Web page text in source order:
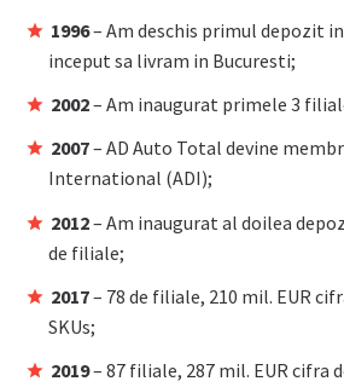
1996– Am deschis primul depozit
inceput sa livram in Bucuresti;
2002– Am inaugurat primele 3
2007– AD Auto Total devine
International (ADI);
2012– Am inaugurat al doilea
de filiale;
2017– 78 de filiale, 210 mil. EUR
SKUs;
2019– 87 filiale, 287 mil. EUR cifra